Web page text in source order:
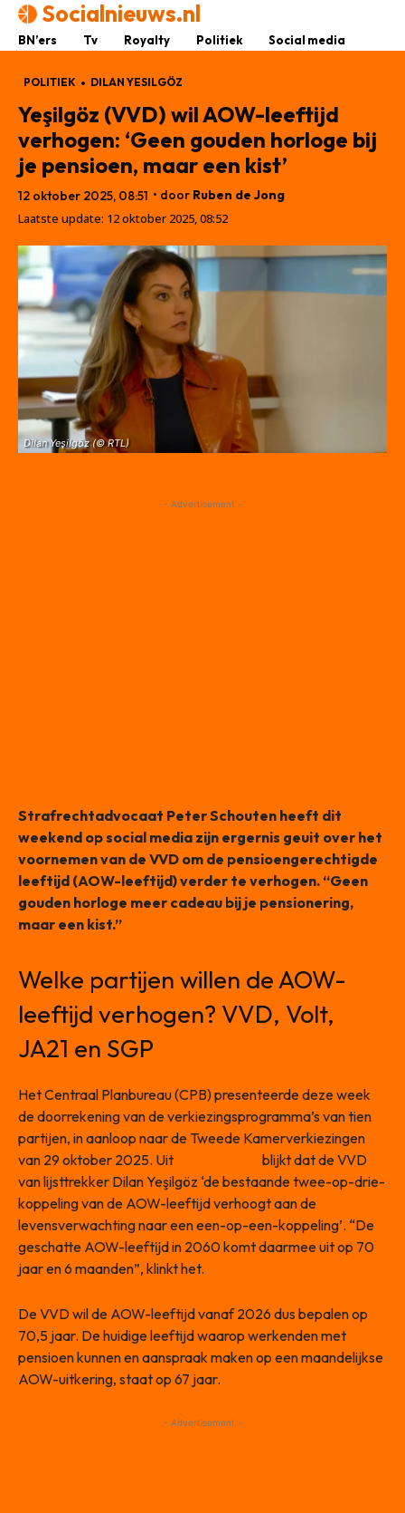
Socialnieuws.nl
BN’ers Tv Royalty Politiek Social media
POLITIEK DILAN YESILGÖZ
Yeşilgöz (VVD) wil AOW-leeftijd
verhogen: ‘Geen gouden horloge bij
je pensioen, maar een kist’
12 oktober 2025, 08:51 • door Ruben de Jong
Laatste update: 12 oktober 2025, 08:52
Dilan Yeşilgöz (© RTL)
- Advertisement -
Strafrechtadvocaat Peter Schouten heeft dit
weekend op social media zijn ergernis geuit over het
voornemen van de VVD om de pensioengerechtigde
leeftijd (AOW-leeftijd) verder te verhogen. “Geen
gouden horloge meer cadeau bij je pensionering,
maar een kist.”
Welke partijen willen de AOW-
leeftijd verhogen? VVD, Volt,
JA21 en SGP
Het Centraal Planbureau (CPB) presenteerde deze week
de doorrekening van de verkiezingsprogramma’s van tien
partijen, in aanloop naar de Tweede Kamerverkiezingen
van 29 oktober 2025. Uit
blijkt dat de VVD
van lijsttrekker Dilan Yeşilgöz ‘de bestaande twee-op-drie-
koppeling van de AOW-leeftijd verhoogt aan de
levensverwachting naar een een-op-een-koppeling’. “De
geschatte AOW-leeftĳd in 2060 komt daarmee uit op 70
jaar en 6 maanden”, klinkt het.
De VVD wil de AOW-leeftijd vanaf 2026 dus bepalen op
70,5 jaar. De huidige leeftijd waarop werkenden met
pensioen kunnen en aanspraak maken op een maandelijkse
AOW-uitkering, staat op 67 jaar.
- Advertisement -